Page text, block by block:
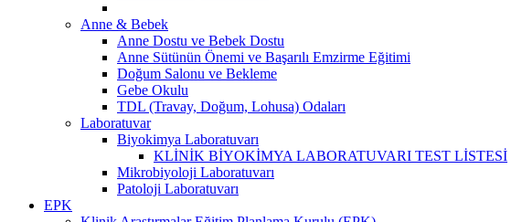
Anne & Bebek
Anne Dostu ve Bebek Dostu
Anne Sütünün Önemi ve Başarılı Emzirme Eğitimi
Doğum Salonu ve Bekleme
Gebe Okulu
TDL (Travay, Doğum, Lohusa) Odaları
Laboratuvar
Biyokimya Laboratuvarı
KLİNİK BİYOKİMYA LABORATUVARI TEST LİSTESİ
Mikrobiyoloji Laboratuvarı
Patoloji Laboratuvarı
EPK